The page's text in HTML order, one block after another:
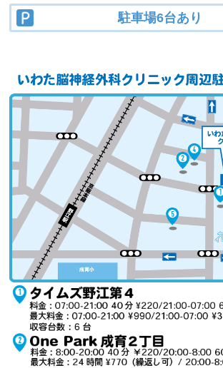
駐車場6台あり